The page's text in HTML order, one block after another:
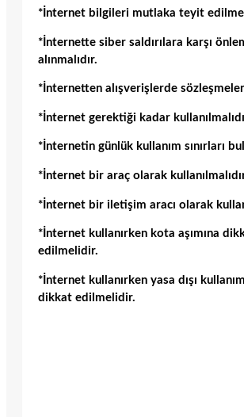
*İnternet bilgileri mutlaka teyit
*İnternette siber saldırılara karşı
alınmalıdır.
*İnternetten alışverişlerde sözleşmeler
*İnternet gerektiği kadar
*İnternetin günlük kullanım sınırları
*İnternet bir araç olarak
*İnternet bir iletişim aracı olarak
*İnternet kullanırken kota aşımına
edilmelidir.
*İnternet kullanırken yasa dışı
dikkat edilmelidir.